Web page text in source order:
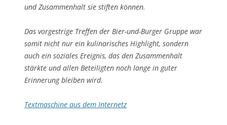
und Zusammenhalt sie stiften können.
Das vorgestrige Treffen der Bier-und-Burger Gruppe war
somit nicht nur ein kulinarisches Highlight, sondern
auch ein soziales Ereignis, das den Zusammenhalt
stärkte und allen Beteiligten noch lange in guter
Erinnerung bleiben wird.
Textmaschine aus dem Internetz